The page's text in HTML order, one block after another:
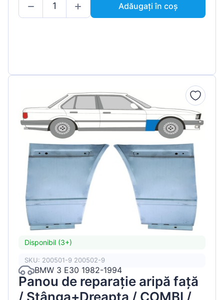
Adăugați în coș
Disponibil (3+)
SKU: 200501-9 200502-9
BMW 3 E30 1982-1994
Panou de reparație aripă față
/ Stânga+Dreapta / COMBI /